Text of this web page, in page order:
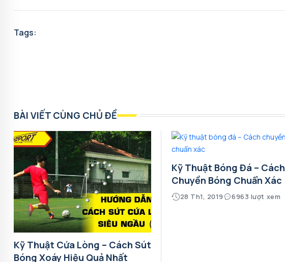
Tags:
BÀI VIẾT CÙNG CHỦ ĐỀ
Kỹ Thuật Cứa Lòng – Cách Sút
Bóng Xoáy Hiệu Quả Nhất
Kỹ Thuật Bóng Đá – Cách
Chuyền Bóng Chuẩn Xác
28 Th1, 2019 6963 lượt xem